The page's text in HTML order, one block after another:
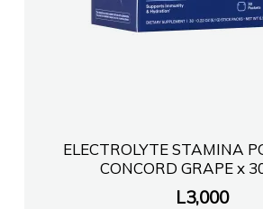
ELECTROLYTE STAMINA
CONCORD GRAPE x
L3,000